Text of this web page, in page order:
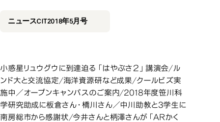
2018年5月号
ニュースCIT2018年5月号
小惑星リュウグウに到達迫る「はやぶさ２」講演会/ル
ンド大と交流協定/海洋資源研など成果/クールビズ実
施中／オープンキャンパスのご案内/2018年度笹川科
学研究助成に板倉さん・橋川さん／中川助教と3学生に
南房総市から感謝状/今井さんと柄澤さんが「ＡＲかく